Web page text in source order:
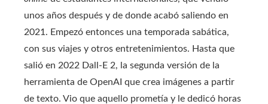
unos años después y de donde acabó saliendo en
2021. Empezó entonces una temporada sabática,
con sus viajes y otros entretenimientos. Hasta que
salió en 2022 Dall-E 2, la segunda versión de la
herramienta de OpenAI que crea imágenes a partir
de texto. Vio que aquello prometía y le dedicó horas